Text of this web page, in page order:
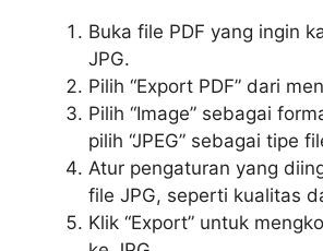
Buka file PDF yang ingin
JPG.
Pilih “Export PDF” dari
Pilih “Image” sebagai
pilih “JPEG” sebagai tipe
Atur pengaturan yang
file JPG, seperti kualitas
Klik “Export” untuk